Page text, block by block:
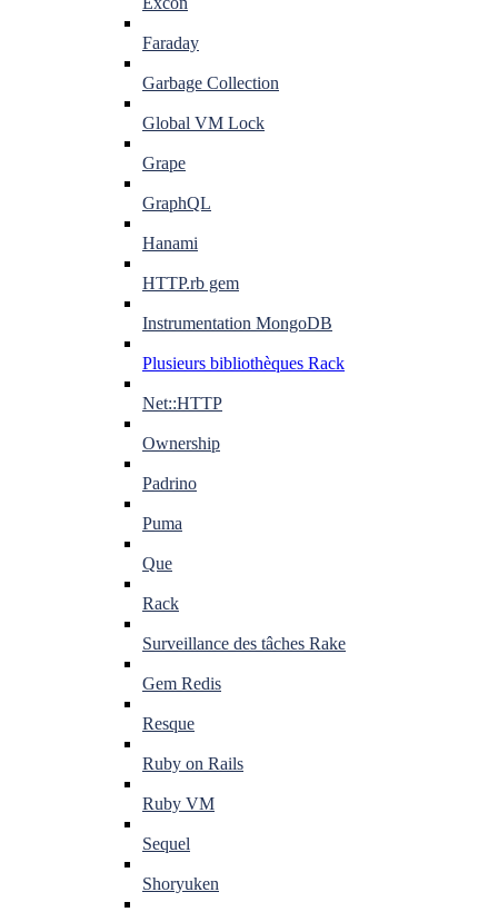
Faraday
Garbage Collection
Global VM Lock
Grape
GraphQL
Hanami
HTTP.rb gem
Instrumentation MongoDB
Plusieurs bibliothèques Rack
Net::HTTP
Ownership
Padrino
Puma
Que
Rack
Surveillance des tâches Rake
Gem Redis
Resque
Ruby on Rails
Ruby VM
Sequel
Shoryuken